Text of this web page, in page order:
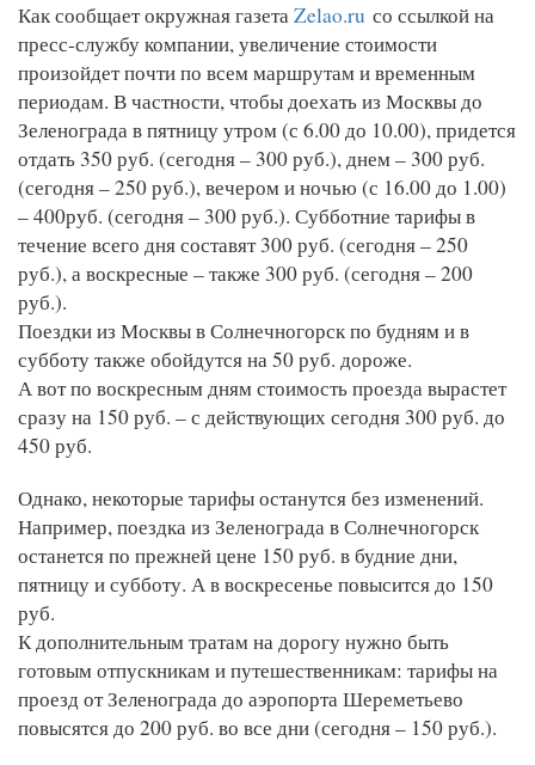
Как сообщает окружная газетаZelao.ru со ссылкой на
пресс-службу компании, увеличение стоимости
произойдет почти по всем маршрутам и временным
периодам. В частности, чтобы доехать из Москвы до
Зеленограда в пятницу утром (с 6.00 до 10.00), придется
отдать 350 руб. (сегодня – 300 руб.), днем – 300 руб.
(сегодня – 250 руб.), вечером и ночью (с 16.00 до 1.00)
– 400руб. (сегодня – 300 руб.). Субботние тарифы в
течение всего дня составят 300 руб. (сегодня – 250
руб.), а воскресные – также 300 руб. (сегодня – 200
руб.).
Поездки из Москвы в Солнечногорск по будням и в
субботу также обойдутся на 50 руб. дороже.
А вот по воскресным дням стоимость проезда вырастет
сразу на 150 руб. – с действующих сегодня 300 руб. до
450 руб.
Однако, некоторые тарифы останутся без изменений.
Например, поездка из Зеленограда в Солнечногорск
останется по прежней цене 150 руб. в будние дни,
пятницу и субботу. А в воскресенье повысится до 150
руб.
К дополнительным тратам на дорогу нужно быть
готовым отпускникам и путешественникам: тарифы на
проезд от Зеленограда до аэропорта Шереметьево
повысятся до 200 руб. во все дни (сегодня – 150 руб.).